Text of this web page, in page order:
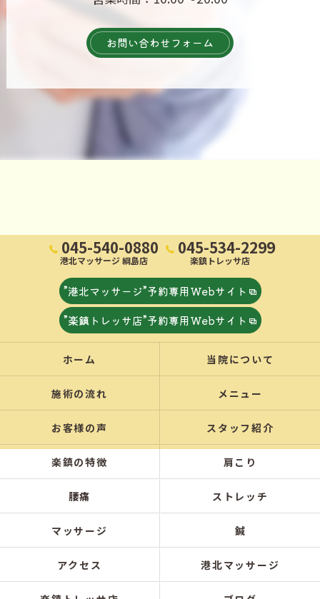
お問い合わせフォーム
045-540-0880
港北マッサージ 綱島店
045-534-2299
楽鎮トレッサ店
”港北マッサージ”予約専用Webサイト
”楽鎮トレッサ店”予約専用Webサイト
ホーム 当院について
施術の流れ メニュー
お客様の声 スタッフ紹介
楽鎮の特徴 肩こり
腰痛 ストレッチ
マッサージ 鍼
アクセス 港北マッサージ